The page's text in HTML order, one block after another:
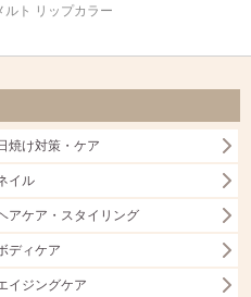
ルト リップカラー
焼け対策・ケア
イル
アケア・スタイリング
ディケア
イジングケア